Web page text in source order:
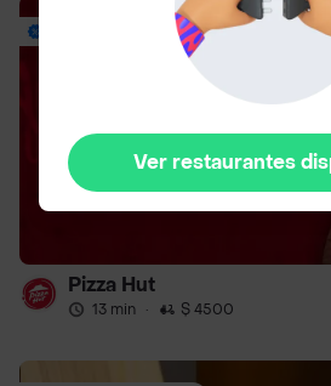
Pizza Hut
13 min · $ 4500
Ver restaurantes